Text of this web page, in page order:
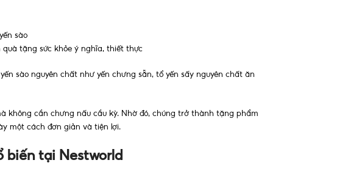
tặng sức khỏe ý nghĩa, thiết thực
sào nguyên chất như yến chưng sẵn, tổ yến sấy nguyên chất ăn
không cần chưng nấu cầu kỳ. Nhờ đó, chúng trở thành tặng phẩm
một cách đơn giản và tiện lợi.
biến tại Nestworld